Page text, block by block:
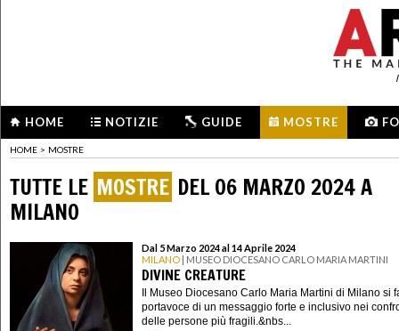
HOME NOTIZIE GUIDE MOSTRE
HOME > MOSTRE
TUTTE LE MOSTRE DEL 06 MARZO 2024 A
MILANO
Dal 5 Marzo 2024 al 14 Aprile 2024
MILANO | MUSEO DIOCESANO CARLO MARIA MARTINI
DIVINE CREATURE
Il Museo Diocesano Carlo Maria Martini di Milano si
portavoce di un messaggio forte e inclusivo nei
delle persone più fragili.&nbs...